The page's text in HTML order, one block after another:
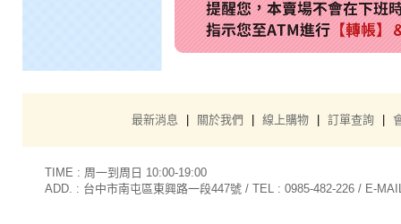
TIME : 周一到周日 10:00-19:00
ADD. : 台中市南屯區東興路一段447號 / TEL : 0985-482-226 / E-
最新消息 關於我們 線上購物 訂單查詢